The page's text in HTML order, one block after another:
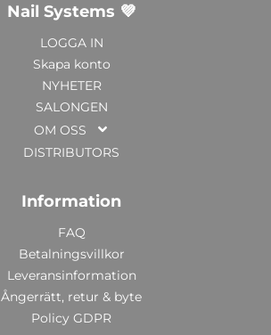
Nail Systems 💜
LOGGA IN
Skapa konto
NYHETER
SALONGEN
OM OSS
DISTRIBUTORS
Information
FAQ
Betalningsvillkor
Leveransinformation
Ångerrätt, retur & byte
Policy GDPR